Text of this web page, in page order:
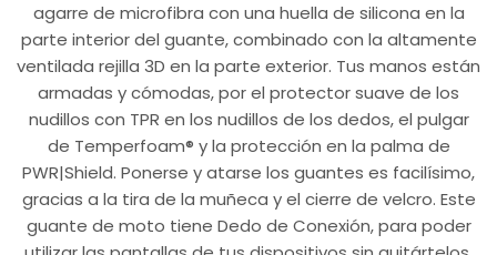
agarre de microfibra con una huella de silicona en la
parte interior del guante, combinado con la altamente
ventilada rejilla 3D en la parte exterior. Tus manos están
armadas y cómodas, por el protector suave de los
nudillos con TPR en los nudillos de los dedos, el pulgar
de Temperfoam® y la protección en la palma de
PWR|Shield. Ponerse y atarse los guantes es facilísimo,
gracias a la tira de la muñeca y el cierre de velcro. Este
guante de moto tiene Dedo de Conexión, para poder